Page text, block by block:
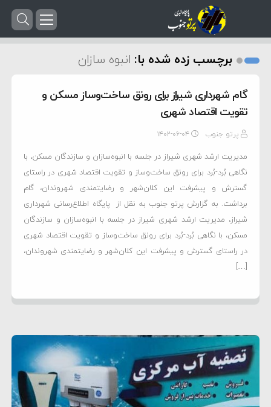
برچسب زده شده با: انبوه سازان
گام شهرداری شیراز برای رونق ساخت‌‌وساز مسکن و
تقویت اقتصاد شهری
پرتو جنوب ۱۴۰۲-۰۶-۰۴
مدیریت ارشد شهری شیراز در جلسه‌ با انبوه‌سازان و سازندگان مسکن، با
نگاهی بُرد-بُرد برای رونق ساخت‌وساز و تقویت اقتصاد شهری در راستای
گسترش و پیشرفت این کلان‌شهر و رضایتمندی شهروندان، گام
برداشت‌. به گزارش پرتو جنوب به نقل از پایگاه اطلاع‌رسانی شهرداری
شیراز، مدیریت ارشد شهری شیراز در جلسه‌ با انبوه‌سازان و سازندگان
مسکن، با نگاهی بُرد-بُرد برای رونق ساخت‌وساز و تقویت اقتصاد شهری
در راستای گسترش و پیشرفت این کلان‌شهر و رضایتمندی شهروندان،
[…]